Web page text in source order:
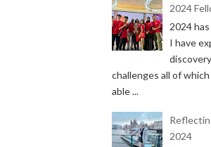
2024
2024
I have
challenges all of
able ...
2024